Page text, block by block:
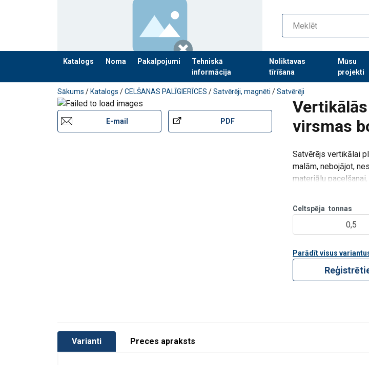
Katalogs Noma Pakalpojumi
Tehniskā
informācija
Noliktavas
tīrīšana
Mūsu
projekti
Pievienots jūsu pasūtījumam
Sākums / Katalogs /CELŠANAS PALĪGIERĪCES /Satvērēji, magnēti /Satvērēji
virsmas
E-mail PDF
Satvērējs vertikālai
malām, nebojājot,
materiālu
Celtspēja tonnas
0,5
Parādīt visus
Varianti Preces apraksts